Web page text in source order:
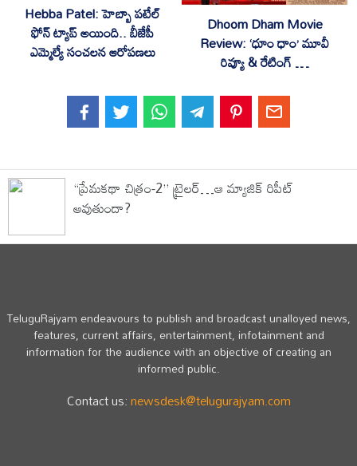
Hebba Patel: హెబ్బా పటేల్
ఫోన్ ట్యాప్ అయింది.. బీజేపీ
ఎమ్మెల్యే సంచలన ఆరోపణలు
Dhoom Dham Movie
Review: ‘ధూం ధాం’ మూవీ
రివ్యూ & రేటింగ్ …
“ప్రేమకథా చిత్రం-2” ట్రైలర్…ఆ మ్యాజిక్ రిపీట్
అవుతుందా?
TeluguRajyam endeavours to publish and broadcast unalloyed news,
features, current affairs, entertainment, infotainment and
information for the audience with an objective of creating an
informed public.
Contact us:newsdesk@telugurajyam.com